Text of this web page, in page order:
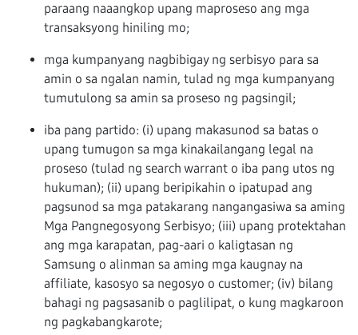
paraang naaangkop upang maproseso ang mga
transaksyong hiniling mo;
mga kumpanyang nagbibigay ng serbisyo para sa
amin o sa ngalan namin, tulad ng mga kumpanyang
tumutulong sa amin sa proseso ng pagsingil;
iba pang partido: (i) upang makasunod sa batas o
upang tumugon sa mga kinakailangang legal na
proseso (tulad ng search warrant o iba pang utos ng
hukuman); (ii) upang beripikahin o ipatupad ang
pagsunod sa mga patakarang nangangasiwa sa aming
Mga Pangnegosyong Serbisyo; (iii) upang protektahan
ang mga karapatan, pag-aari o kaligtasan ng
Samsung o alinman sa aming mga kaugnay na
affiliate, kasosyo sa negosyo o customer; (iv) bilang
bahagi ng pagsasanib o paglilipat, o kung magkaroon
ng pagkabangkarote;